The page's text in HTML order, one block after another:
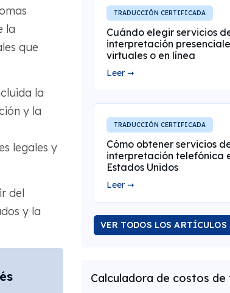
la
que
la
y la
legales y
del
y la
TRADUCCIÓN CERTIFICADA
Cuándo elegir servicios
interpretación
virtuales o en línea
Leer ➞
TRADUCCIÓN CERTIFICADA
Cómo obtener servicios
interpretación telefónica
Estados Unidos
Leer ➞
VER TODOS LOS ARTÍCULOS
Calculadora de costos de